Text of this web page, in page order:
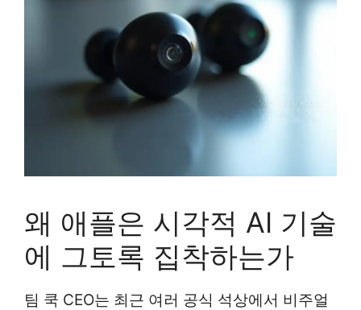
왜 애플은 시각적 AI 기술
에 그토록 집착하는가
팀 쿡 CEO는 최근 여러 공식 석상에서 비주얼